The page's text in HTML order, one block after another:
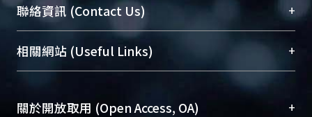
臺大位居世界頂尖大學之列，為永久珍藏及向國際
展現本校豐碩的研究成果及學術能量，圖書館整合
機構典藏（NTUR）與學術庫（AH）不同功能平
台，成為臺大學術典藏NTU scholars。期能整合研
究能量、促進交流合作、保存學術產出、推廣研究
成果。
聯絡資訊 (Contact Us) +
總館學科館員(Main Library)
醫學圖書館學科館員(Medical Library)
(Social
Sciences Library)
相關網站 (Useful Links) +
關於開放取用 (Open Access, OA) +